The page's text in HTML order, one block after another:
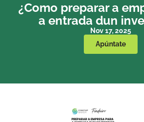
¿Como preparar a
a entrada dun
Nov 17, 2025
Apúntate